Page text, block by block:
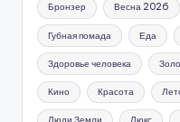
Бронзер Весна 2026
Губная помада Еда
Здоровье человека
Кино Красота